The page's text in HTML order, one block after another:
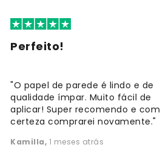
Perfeito!
"O papel de parede é lindo e de
qualidade ímpar. Muito fácil de
aplicar! Super recomendo e com
certeza comprarei novamente."
Kamilla, 1 meses atrás